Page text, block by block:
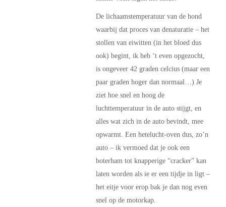
De lichaamstemperatuur van de hond
waarbij dat proces van denaturatie – het
stollen van eiwitten (in het bloed dus
ook) begint, ik heb ‘t even opgezocht,
is ongeveer 42 graden celcius (maar een
paar graden hoger dan normaal…) Je
ziet hoe snel en hoog de
luchttemperatuur in de auto stijgt, en
alles wat zich in de auto bevindt, mee
opwarmt. Een hetelucht-oven dus, zo’n
auto – ik vermoed dat je ook een
boterham tot knapperige “cracker” kan
laten worden als ie er een tijdje in ligt –
het eitje voor erop bak je dan nog even
snel op de motorkap.